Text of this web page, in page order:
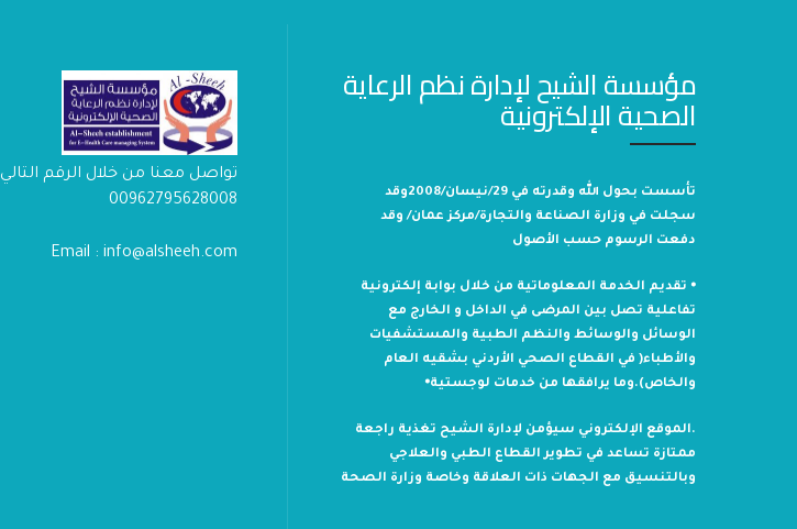
مؤسسة الشيح لإدارة نظم الرعاية
الصحية الإلكترونية
تأسست بحول الله وقدرته في 29/نيسان/2008وقد
سجلت في وزارة الصناعة والتجارة/مركز عمان/ وقد
دفعت الرسوم حسب الأصول
⦁ تقديم الخدمة المعلوماتية من خلال بوابة إلكترونية
تفاعلية تصل بين المرضى في الداخل و الخارج مع
الوسائل والوسائط والنظم الطبية والمستشفيات
والأطباء( في القطاع الصحي الأردني بشقيه العام
والخاص).وما يرافقها من خدمات لوجستية⦁
.الموقع الإلكتروني سيؤمن لإدارة الشيح تغذية راجعة
ممتازة تساعد في تطوير القطاع الطبي والعلاجي
وبالتنسيق مع الجهات ذات العلاقة وخاصة وزارة الصحة
تواصل معنا من خلال الرقم التالي
00962795628008
Email : info@alsheeh.com